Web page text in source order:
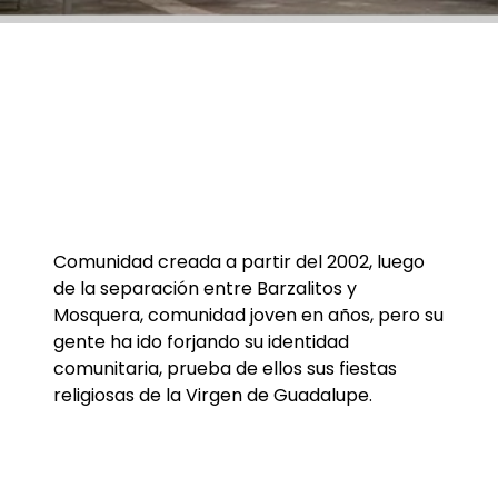
Comunidad creada a partir del 2002, luego
de la separación entre Barzalitos y
Mosquera, comunidad joven en años, pero su
gente ha ido forjando su identidad
comunitaria, prueba de ellos sus fiestas
religiosas de la Virgen de Guadalupe.